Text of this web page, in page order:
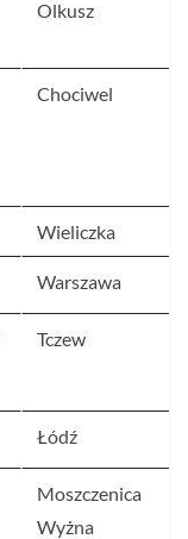
Olkusz
Chociwel
Wieliczka
Warszawa
Tczew
Łódź
Moszczenica
Wyżna